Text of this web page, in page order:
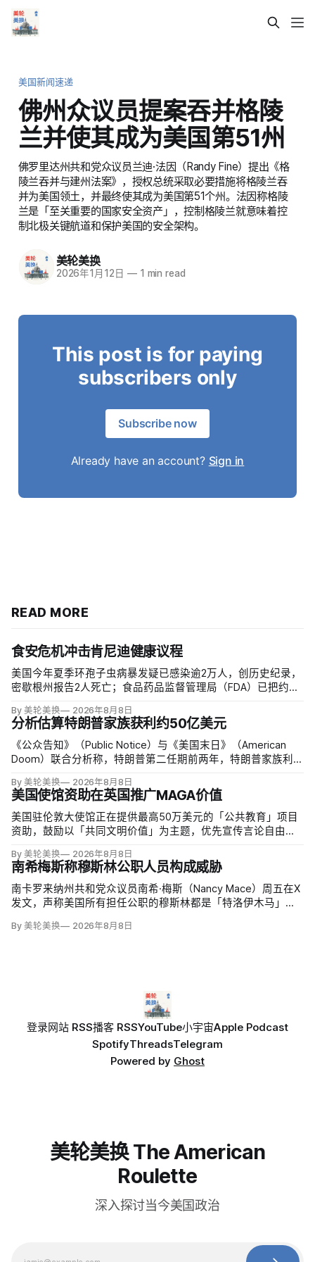
美国新闻速递
佛州众议员提案吞并格陵
兰并使其成为美国第51州
佛罗里达州共和党众议员兰迪·法因（Randy Fine）提出《格
陵兰吞并与建州法案》，授权总统采取必要措施将格陵兰吞
并为美国领土，并最终使其成为美国第51个州。法因称格陵
兰是「至关重要的国家安全资产」，控制格陵兰就意味着控
制北极关键航道和保护美国的安全架构。
美轮美换
2026年1月12日 —1 min read
This post is for paying
subscribers only
Subscribe now
Already have an account? Sign in
READ MORE
食安危机冲击肯尼迪健康议程
美国今年夏季环孢子虫病暴发疑已感染逾2万人，创历史纪录，
密歇根州报告2人死亡；食品药品监督管理局（FDA）已把约
来，但其余来源仍未查清。
By 美轮美换 2026年8月8日
分析估算特朗普家族获利约50亿美元
《公众告知》（Public Notice）与《美国末日》（American
Doom）联合分析称，特朗普第二任期前两年，特朗普家族利润
22.5亿美元、外国授权业务2025年收入6100万美元；
By 美轮美换 2026年8月8日
美国使馆资助在英国推广MAGA价值
美国驻伦敦大使馆正在提供最高50万美元的「公共教育」项目
资助，鼓励以「共同文明价值」为主题，优先宣传言论自由、
念。英国自由民主党议员丽莎·斯玛特（Lisa Smart）指责特朗
普政府用「MAGA资金」干预英国民主；
By 美轮美换 2026年8月8日
南希梅斯称穆斯林公职人员构成威胁
南卡罗来纳州共和党众议员南希·梅斯（Nancy Mace）周五在X
发文，声称美国所有担任公职的穆斯林都是「特洛伊木马」，
默」。截至浏览器核验时，这条帖子获得约440万次浏览、6.2
By 美轮美换 2026年8月8日
登录网站 RSS播客 RSSYouTube小宇宙Apple Podcast
SpotifyThreadsTelegram
Powered by Ghost
美轮美换 The American
Roulette
深入探讨当今美国政治